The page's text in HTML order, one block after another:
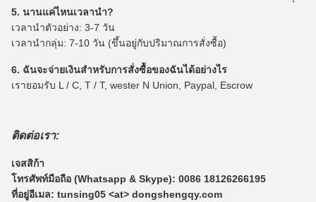
5. นานแค่ไหนเวลานำ?
เวลานำตัวอย่าง: 3-7 วัน
เวลานำกลุ่ม: 7-10 วัน (ขึ้นอยู่กับปริมาณการสั่งซื้อ)
6. ฉันจะจ่ายเงินสำหรับการสั่งซื้อของฉันได้อย่างไร
เรายอมรับ L / C, T / T, wester N Union, Paypal, Escrow
ติดต่อเรา:
เจสสิก้า
โทรศัพท์มือถือ (Whatsapp & Skype): 0086 18126266195
ที่อยู่อีเมล: tunsing05 <at> dongshengqy.com